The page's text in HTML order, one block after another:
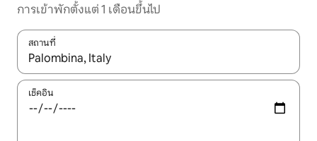
การเข้าพักตั้งแต่ 1 เดือนขึ้นไป
สถานที่
ใช้ลูกศรขึ้นลง หรือใช้การสัมผัสหรือปัด เพื่อสำรวจผลการค้นหา
เช็คอิน